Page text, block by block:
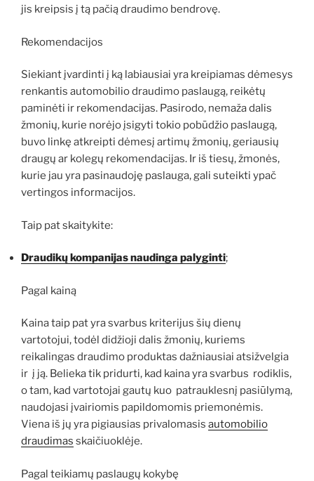
jis kreipsis į tą pačią draudimo bendrovę.
Rekomendacijos
Siekiant įvardinti į ką labiausiai yra kreipiamas dėmesys
renkantis automobilio draudimo paslaugą, reikėtų
paminėti ir rekomendacijas. Pasirodo, nemaža dalis
žmonių, kurie norėjo įsigyti tokio pobūdžio paslaugą,
buvo linkę atkreipti dėmesį artimų žmonių, geriausių
draugų ar kolegų rekomendacijas. Ir iš tiesų, žmonės,
kurie jau yra pasinaudoję paslauga, gali suteikti ypač
vertingos informacijos.
Taip pat skaitykite:
Draudikų kompanijas naudinga palyginti;
Pagal kainą
Kaina taip pat yra svarbus kriterijus šių dienų
vartotojui, todėl didžioji dalis žmonių, kuriems
reikalingas draudimo produktas dažniausiai atsižvelgia
ir į ją. Belieka tik pridurti, kad kaina yra svarbus rodiklis,
o tam, kad vartotojai gautų kuo patrauklesnį pasiūlymą,
naudojasi įvairiomis papildomomis priemonėmis.
Viena iš jų yra pigiausias privalomasis automobilio
draudimas skaičiuoklėje.
Pagal teikiamų paslaugų kokybę